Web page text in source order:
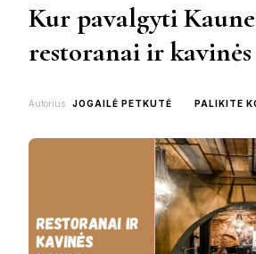
Kur pavalgyti
restoranai ir kavinės
Autorius JOGAILĖ PETKUTĖ PALIKITE